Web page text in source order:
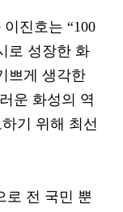
진호는 “100
로 성장한 화
쁘게 생각한
운 화성의 역
기 위해 최선
로 전 국민 뿐